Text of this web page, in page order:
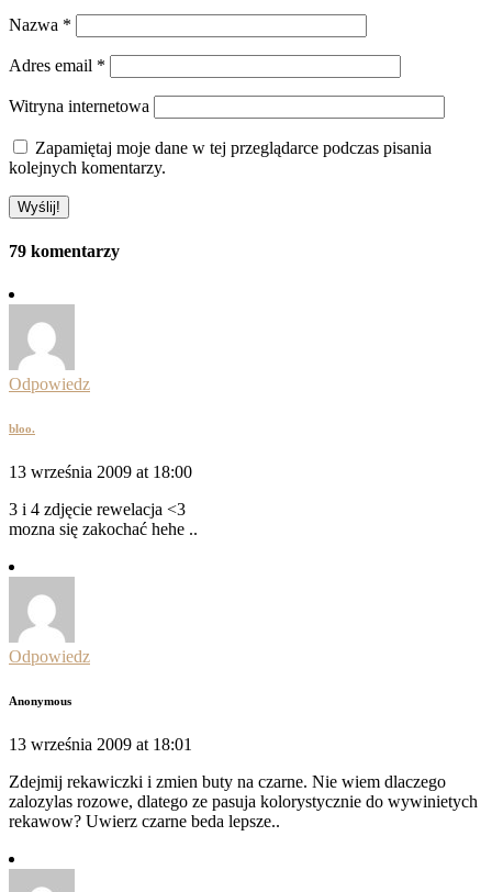
Nazwa *
Adres email *
Witryna internetowa
Zapamiętaj moje dane w tej przeglądarce podczas pisania
kolejnych komentarzy.
79 komentarzy
Odpowiedz
bloo.
13 września 2009 at 18:00
3 i 4 zdjęcie rewelacja <3
mozna się zakochać hehe ..
Odpowiedz
Anonymous
13 września 2009 at 18:01
Zdejmij rekawiczki i zmien buty na czarne. Nie wiem dlaczego
zalozylas rozowe, dlatego ze pasuja kolorystycznie do wywinietych
rekawow? Uwierz czarne beda lepsze..